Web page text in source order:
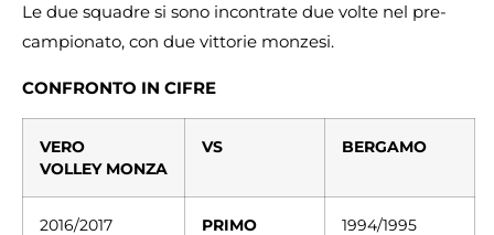
Le due squadre si sono incontrate due volte nel pre-
campionato, con due vittorie monzesi.
CONFRONTO IN CIFRE
VERO
VOLLEY MONZA
VS BERGAMO
2016/2017 PRIMO 1994/1995